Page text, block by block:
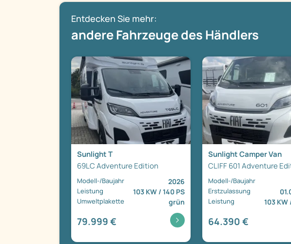
Entdecken Sie mehr:
andere Fahrzeuge des Händlers
Sunlight T
69LC Adventure Edition
Modell-/Baujahr 2026
Leistung 103 KW / 140 PS
Umweltplakette grün
79.999 €
Sunlight Camper Van
CLIFF 601 Adventure
Modell-/Baujahr
Erstzulassung
Leistung 103 KW
64.390 €